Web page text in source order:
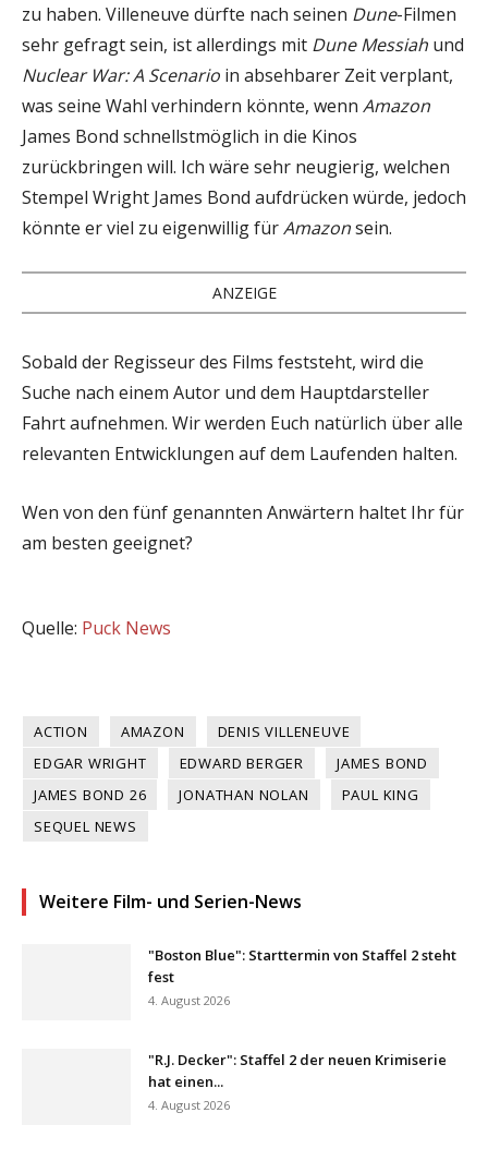
zu haben. Villeneuve dürfte nach seinen Dune-Filmen
sehr gefragt sein, ist allerdings mit Dune Messiah und
Nuclear War: A Scenario in absehbarer Zeit verplant,
was seine Wahl verhindern könnte, wenn Amazon
James Bond schnellstmöglich in die Kinos
zurückbringen will. Ich wäre sehr neugierig, welchen
Stempel Wright James Bond aufdrücken würde, jedoch
könnte er viel zu eigenwillig fürAmazonsein.
ANZEIGE
Sobald der Regisseur des Films feststeht, wird die
Suche nach einem Autor und dem Hauptdarsteller
Fahrt aufnehmen. Wir werden Euch natürlich über alle
relevanten Entwicklungen auf dem Laufenden halten.
Wen von den fünf genannten Anwärtern haltet Ihr für
am besten geeignet?
Quelle: Puck News
ACTION AMAZON
DENIS VILLENEUVE
EDGAR WRIGHT
EDWARD BERGER
JAMES BOND
JAMES BOND 26
JONATHAN NOLAN
PAUL KING
SEQUEL NEWS
Weitere Film- und Serien-News
"Boston Blue": Starttermin von Staffel 2 steht
fest
4. August 2026
"R.J. Decker": Staffel 2 der neuen Krimiserie
hat einen...
4. August 2026